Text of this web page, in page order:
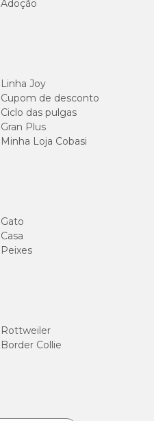
Adoção
Linha Joy
Cupom de desconto
Ciclo das pulgas
Gran Plus
Minha Loja Cobasi
Gato
Casa
Peixes
Rottweiler
Border Collie